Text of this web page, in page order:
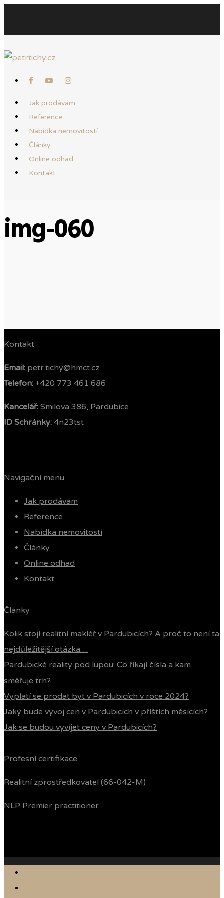
Jak prodávám
Reference
Nabídka nemovitostí
Články
Online odhad
Kontakt
img-060
Kontakt
Email: petr.tichy@hmct.cz
Telefon: ‭ +420 773 461 686‬
Kancelář: Smilova 386, Pardubice
ID Schránky: 4n23tst
Navigační menu
Jak prodávám
Reference
Nabídka nemovitostí
Články
Online odhad
Kontakt
Články
Kolik stojí realitní makléř v Pardubicích? A proč to není ta
nejdůležitější otázka…
Pardubické reality pod lupou: Co říkají čísla a kam
směřuje trh?
Vyplatí se prodat byt v Pardubicích v roce 2024?
Jaký bude vývoj cen v Pardubicích v příštích měsících?
Jak se budou vyvíjet ceny v Pardubicích?
Profesní certifikace
Realitní zprostředkovatel (66-042-M)
NLP Premier practitioner